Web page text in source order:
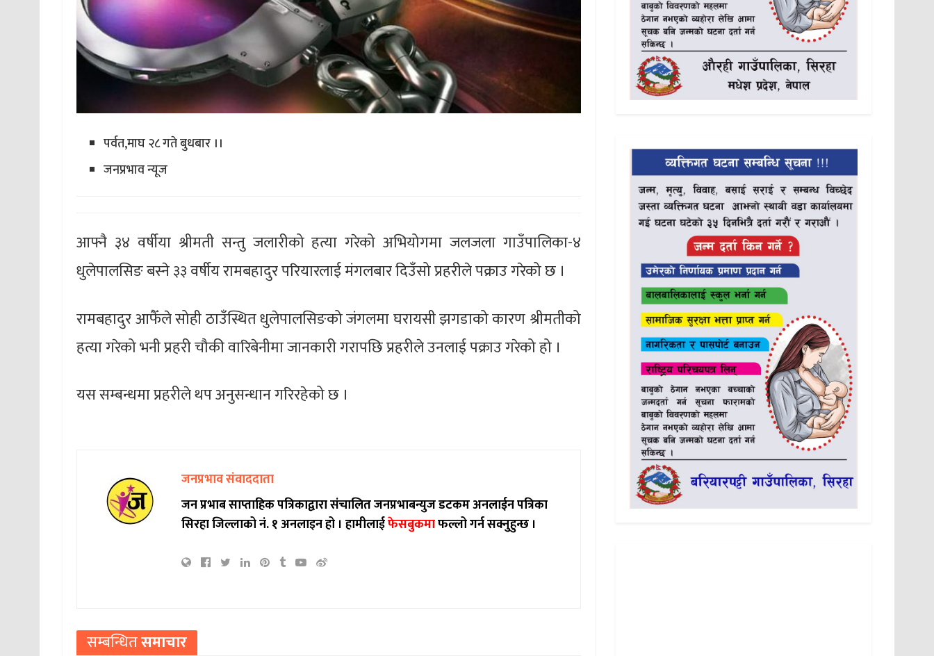
पर्वत,माघ २८ गते बुधबार ।।
जनप्रभाव न्यूज
आफ्नै ३४ वर्षीया श्रीमती सन्तु जलारीको हत्या गरेको अभियोगमा जलजला गाउँपालिका-४
धुलेपालसिङ बस्ने ३३ वर्षीय रामबहादुर परियारलाई मंगलबार दिउँसो प्रहरीले पक्राउ गरेको छ ।
रामबहादुर आफैँले सोही ठाउँस्थित धुलेपालसिङको जंगलमा घरायसी झगडाको कारण श्रीमतीको
हत्या गरेको भनी प्रहरी चौकी वारिबेनीमा जानकारी गरापछि प्रहरीले उनलाई पक्राउ गरेको हो ।
यस सम्बन्धमा प्रहरीले थप अनुसन्धान गरिरहेको छ ।
जनप्रभाव संवाददाता
जन प्रभाब साप्ताहिक पत्रिकाद्वारा संचालित जनप्रभाबन्युज डटकम अनलाईन पत्रिका
सिरहा जिल्लाको नं. १ अनलाइन हो ।हामीलाईफेसबुकमाफल्लो गर्न सक्नुहुन्छ ।
सम्बन्धितसमाचार